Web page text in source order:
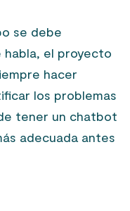
se debe
habla, el proyecto
hacer
los problemas
tener un chatbot
adecuada antes